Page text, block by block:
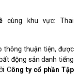
cùng khu vực: Thai
thông thuận tiện, được
động sản danh tiếng
Công ty cổ phần Tập